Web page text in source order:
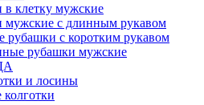
в клетку мужские
мужские с длинным рукавом
рубашки с коротким рукавом
рубашки мужские
и лосины